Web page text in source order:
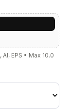
EPS • Max 10.0